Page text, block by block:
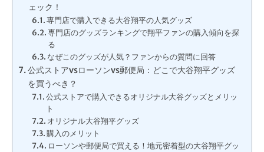
ェック！
専門店で購入できる大谷翔平の人気グッズ
専門店のグッズランキングで翔平ファンの購入傾向を探
る
なぜこのグッズが人気？ファンからの質問に回答
公式ストアvsローソンvs郵便局：どこで大谷翔平グッズ
を買うべき？
公式ストアで購入できるオリジナル大谷グッズとメリッ
ト
オリジナル大谷翔平グッズ
購入のメリット
ローソンや郵便局で買える！地元密着型の大谷翔平グッ